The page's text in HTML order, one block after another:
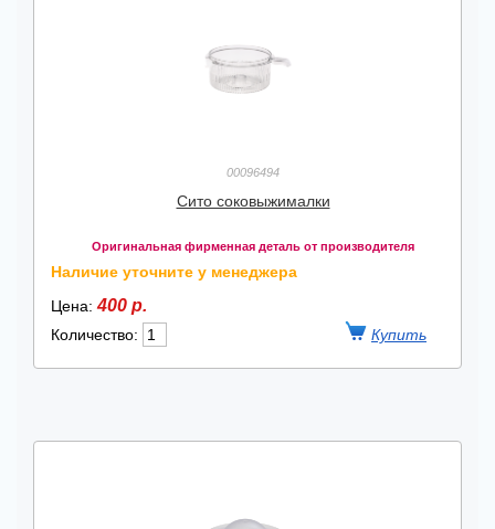
00096494
Сито соковыжималки
Оригинальная фирменная деталь от производителя
Наличие уточните у менеджера
Цена:400 р.
Количество: